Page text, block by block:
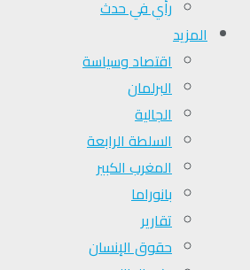
رأي في حدث
المزيد
اقتصاد وسياسة
البرلمان
الجالية
السلطة الرابعة
المغرب الكبير
بانوراما
تقارير
حقوق الإنسان